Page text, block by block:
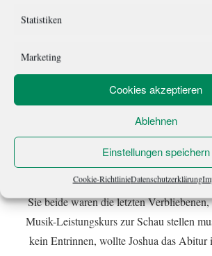
Statistiken
Marketing
Cookies akzeptieren
Ablehnen
Einstellungen speichern
Cookie-RichtlinieDatenschutzerklärung
Joshuas Hände
Nur ihretwegen war Joshua heute zum
Lieber hätte er geschwänzt, aber er hatte
Sie beide waren die letzten
Musik-Leistungskurs zur Schau stellen
kein Entrinnen, wollte Joshua das Abitur